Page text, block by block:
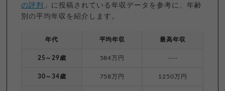
の評判
」に投稿されている年収データを参考に、年齢
別の平均年収を紹介します。
年代 平均年収 最高年収
25～29歳 584万円 ----
30～34歳 758万円 1250万円